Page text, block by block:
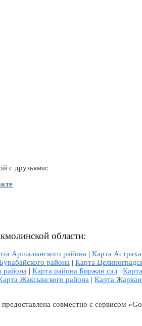
с друзьями:
области:
Аршалынского района | Карта
района | Карта
района | Карта района Биржан сал |
Жаксынского района | Карта
совместно с сервисом